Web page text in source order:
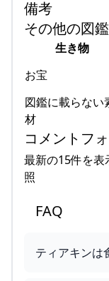
備考
その他の図
生き物
お宝
図鑑に載らない
材
コメントフ
最新の15件を表
照
FAQ
ティアキンは